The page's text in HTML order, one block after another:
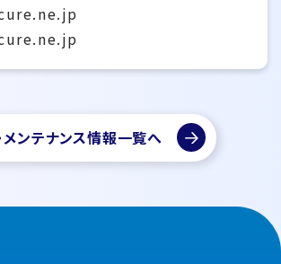
メンテナンス情報一覧へ